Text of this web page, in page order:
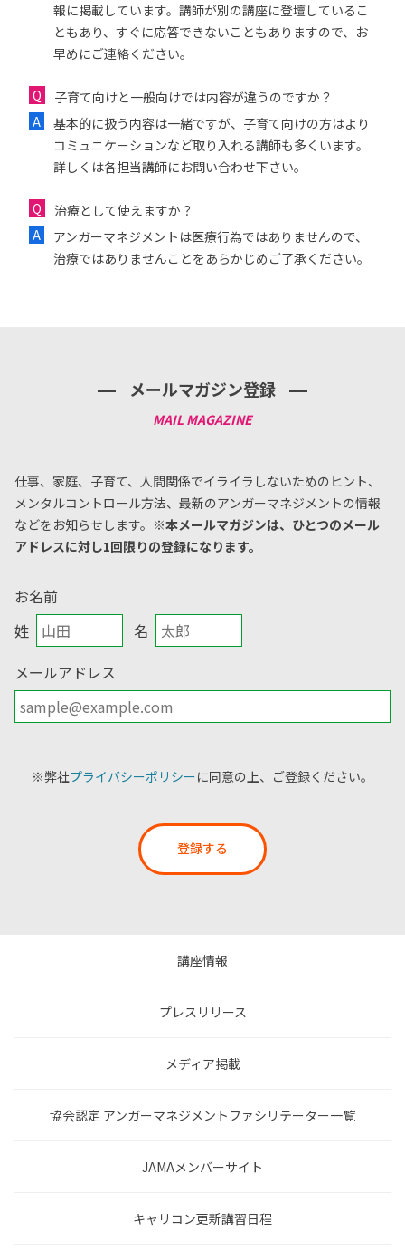
報に掲載しています。講師が別の講座に登壇しているこ
ともあり、すぐに応答できないこともありますので、お
早めにご連絡ください。
子育て向けと一般向けでは内容が違うのですか？
基本的に扱う内容は一緒ですが、子育て向けの方はより
コミュニケーションなど取り入れる講師も多くいます。
詳しくは各担当講師にお問い合わせ下さい。
治療として使えますか？
アンガーマネジメントは医療行為ではありませんので、
治療ではありませんことをあらかじめご了承ください。
メールマガジン登録
仕事、家庭、子育て、人間関係でイライラしないためのヒント、
メンタルコントロール方法、 最新のアンガーマネジメントの情報
などをお知らせします。 ※本メールマガジンは、ひとつのメール
アドレスに対し1回限りの登録になります。
お名前
姓
名
メールアドレス
※弊社プライバシーポリシーに同意の上、ご登録ください。
登録する
講座情報
プレスリリース
メディア掲載
協会認定 アンガーマネジメントファシリテーター一覧
JAMAメンバーサイト
キャリコン更新講習日程